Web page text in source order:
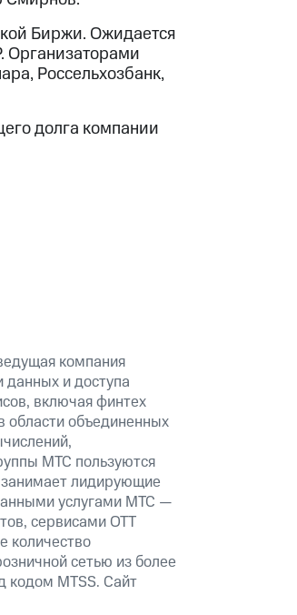
Биржи. Ожидается
Организаторами
Россельхозбанк,
долга компании
компания
данных и доступа
включая финтех
объединенных
МТС пользуются
лидирующие
услугами МТС —
сервисами OTT
количество
сетью из более
кодом MTSS. Сайт